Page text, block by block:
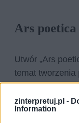
zinterpretuj.pl -
Information
Ars
Utwór „Ars
temat tworzenia
zasad i refleksji
swojej
czym według